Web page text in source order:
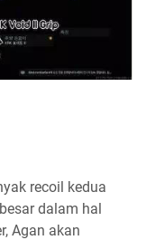
recoil kedua
dalam hal
Agan akan